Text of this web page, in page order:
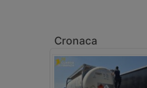
Cronaca